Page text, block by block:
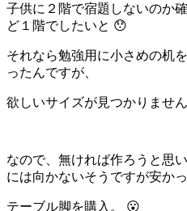
子供に２階で宿題しないのか
ど１階でしたいと 😯
それなら勉強用に小さめの机
ったんですが、
欲しいサイズが見つかりません
なので、無ければ作ろうと思
には向かないそうですが安か
テーブル脚を購入。 😮